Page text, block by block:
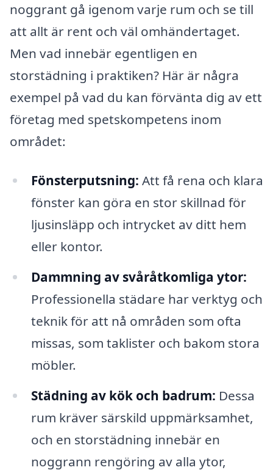
noggrant gå igenom varje rum och se till
att allt är rent och väl omhändertaget.
Men vad innebär egentligen en
storstädning i praktiken? Här är några
exempel på vad du kan förvänta dig av ett
företag med spetskompetens inom
området:
Fönsterputsning: Att få rena och klara
fönster kan göra en stor skillnad för
ljusinsläpp och intrycket av ditt hem
eller kontor.
Dammning av svåråtkomliga ytor:
Professionella städare har verktyg och
teknik för att nå områden som ofta
missas, som taklister och bakom stora
möbler.
Städning av kök och badrum: Dessa
rum kräver särskild uppmärksamhet,
och en storstädning innebär en
noggrann rengöring av alla ytor,